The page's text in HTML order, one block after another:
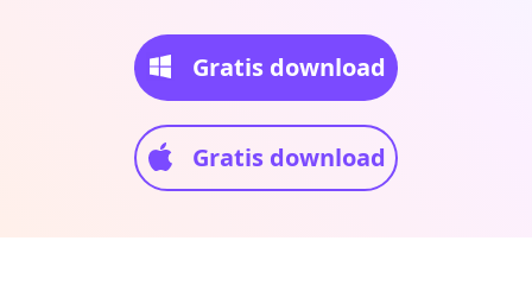
Gratis download
Gratis download